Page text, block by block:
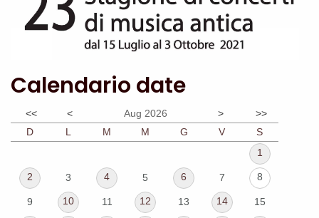
Calendario date
<< < Aug 2026 >
>>
D
L M M G V
S
1
2 3 4 5 6 7 8
9 10 11 12 13 14 15